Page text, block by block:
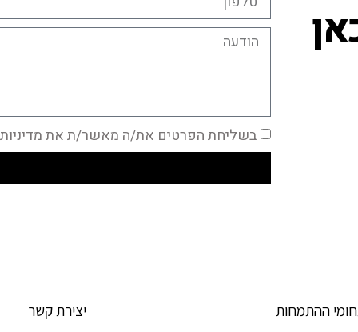
בשליחת הפרטים את/ה מאשר/ת את
ההתמחות יצירת קשר